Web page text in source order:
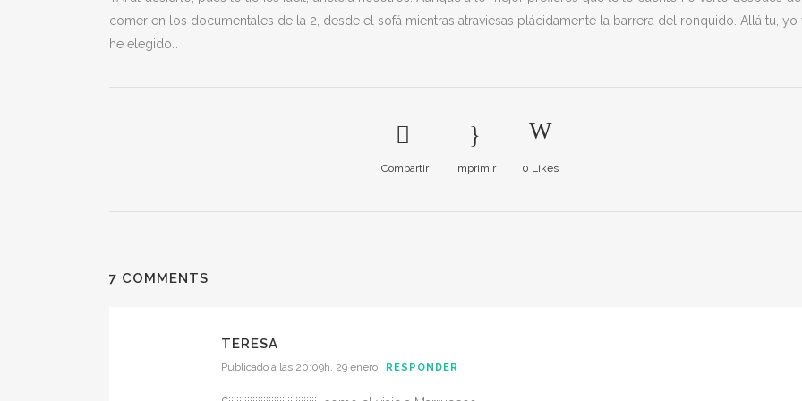
comer en los documentales de la 2, desde el sofá mientras atraviesas plácidamente la barrera del ronquido. Allá tu, yo
he elegido…
Compartir Imprimir 0 Likes
7 COMMENTS
TERESA
Publicado a las 20:09h, 29 enero RESPONDER